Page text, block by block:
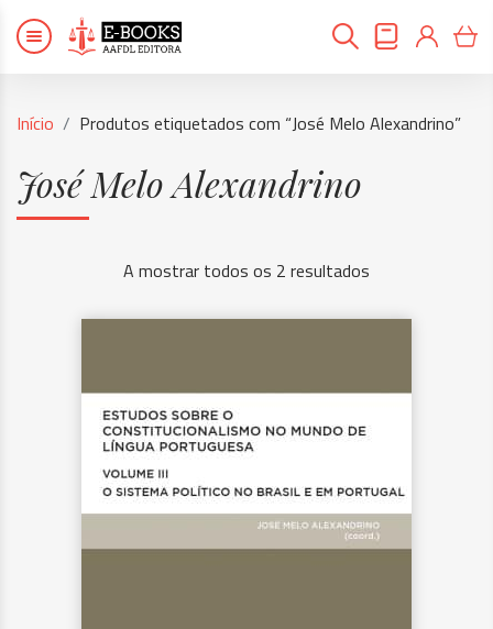
Início Produtos etiquetados com “José Melo Alexandrino”
José Melo Alexandrino
A mostrar todos os 2 resultados